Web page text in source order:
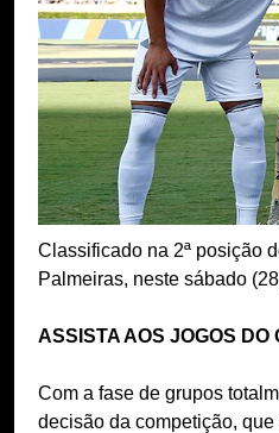
Classificado na 2ª posição
Palmeiras, neste sábado
ASSISTA AOS JOGOS
Com a fase de grupos
decisão da competição,